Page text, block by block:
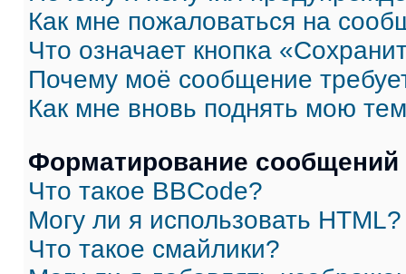
Как мне пожаловаться на
Что означает кнопка
Почему моё сообщение
Как мне вновь поднять мою
Форматирование
Что такое BBCode?
Могу ли я использовать HTML?
Что такое смайлики?